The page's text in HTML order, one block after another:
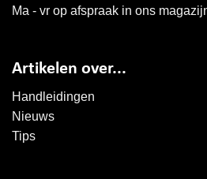
Ma - vr op afspraak in ons
Artikelen over...
Handleidingen
Nieuws
Tips